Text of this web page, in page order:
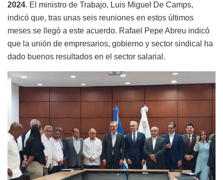
2024. El ministro de Trabajo, Luis Miguel De Camps,
indicó que, tras unas seis reuniones en estos últimos
meses se llegó a este acuerdo. Rafael Pepe Abreu indicó
que la unión de empresarios, gobierno y sector sindical ha
dado buenos resultados en el sector salarial.